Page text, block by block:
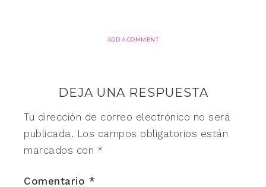
ADD A COMMENT
DEJA UNA RESPUESTA
Tu dirección de correo electrónico no será
publicada. Los campos obligatorios están
marcados con *
Comentario *